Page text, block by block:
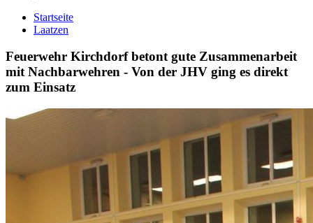
Startseite
Laatzen
Feuerwehr Kirchdorf betont gute Zusammenarbeit
mit Nachbarwehren - Von der JHV ging es direkt
zum Einsatz